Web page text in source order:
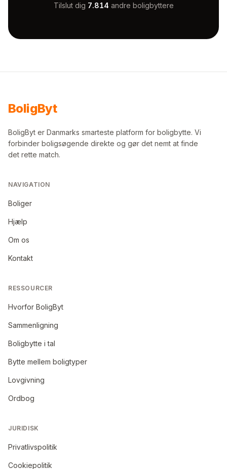
Tilslut dig 7.814 andre boligbyttere
BoligByt
BoligByt er Danmarks smarteste platform for boligbytte. Vi
forbinder boligsøgende direkte og gør det nemt at finde
det rette match.
NAVIGATION
Boliger
Hjælp
Om os
Kontakt
RESSOURCER
Hvorfor BoligByt
Sammenligning
Boligbytte i tal
Bytte mellem boligtyper
Lovgivning
Ordbog
JURIDISK
Privatlivspolitik
Cookiepolitik